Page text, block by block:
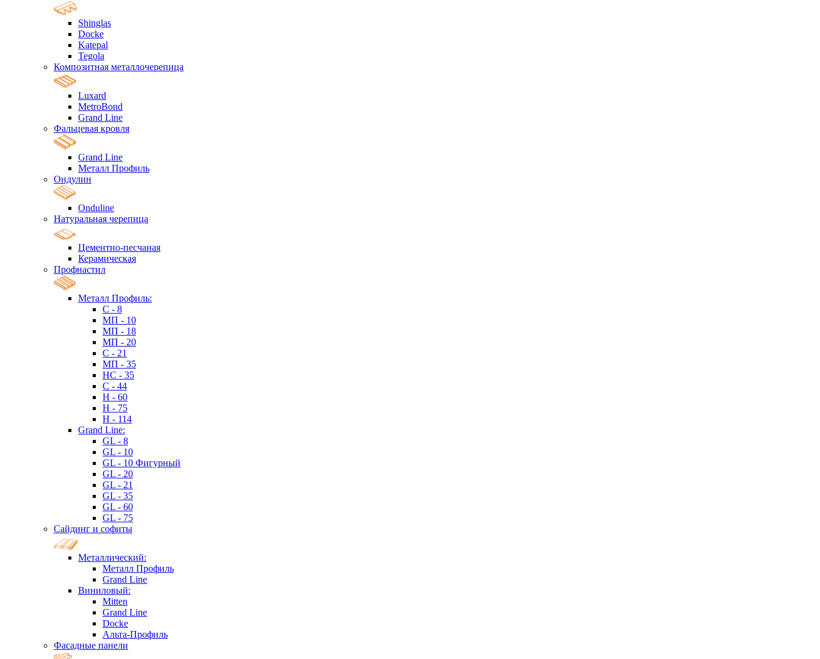
Shinglas
Docke
Katepal
Tegola
Композитная металлочерепица
Luxard
MetroBond
Grand Line
Фальцевая кровля
Grand Line
Металл Профиль
Ондулин
Onduline
Натуральная черепица
Цементно-песчаная
Керамическая
Профнастил
Металл Профиль:
C - 8
МП - 10
МП - 18
МП - 20
C - 21
МП - 35
HC - 35
C - 44
H - 60
H - 75
H - 114
Grand Line:
GL - 8
GL - 10
GL - 10 Фигурный
GL - 20
GL - 21
GL - 35
GL - 60
GL - 75
Сайдинг и софиты
Металлический:
Металл Профиль
Grand Line
Виниловый:
Mitten
Grand Line
Docke
Альта-Профиль
Фасадные панели